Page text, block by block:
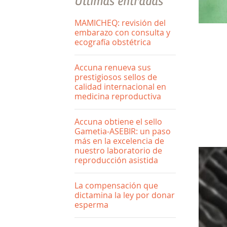
MAMICHEQ: revisión del
embarazo con consulta y
ecografía obstétrica
Accuna renueva sus
prestigiosos sellos de
calidad internacional en
medicina reproductiva
Accuna obtiene el sello
Gametia-ASEBIR: un paso
más en la excelencia de
nuestro laboratorio de
reproducción asistida
La compensación que
dictamina la ley por donar
esperma